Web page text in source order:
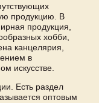
продукцию. В
продукция,
хобби,
канцелярия,
в
искусстве.
Есть раздел
оптовым